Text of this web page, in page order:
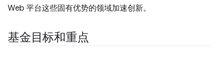
Web 平台这些固有优势的领域加速创新。
基金目标和重点